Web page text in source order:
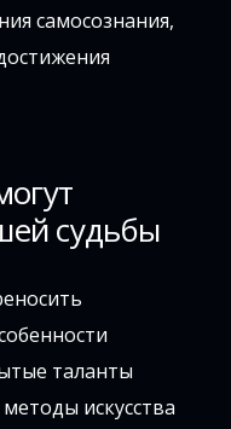
самосознания,
судьбы
таланты
искусства